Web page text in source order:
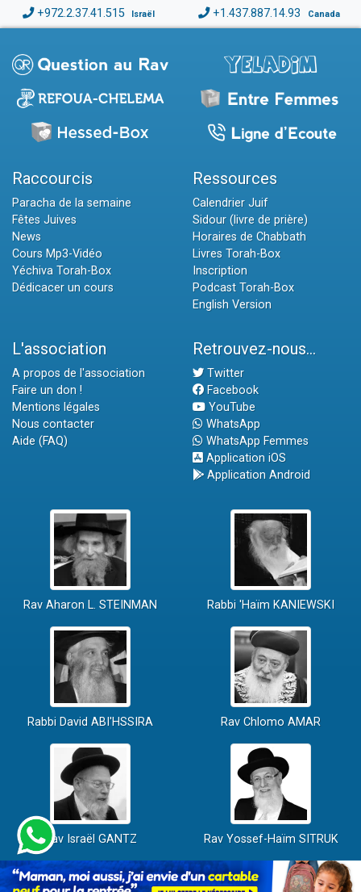
+972.2.37.41.515 Israël +1.437.887.14.93 Canada
Raccourcis
Paracha de la semaine
Fêtes Juives
News
Cours Mp3-Vidéo
Yéchiva Torah-Box
Dédicacer un cours
Ressources
Calendrier Juif
Sidour (livre de prière)
Horaires de Chabbath
Livres Torah-Box
Inscription
Podcast Torah-Box
English Version
L'association
A propos de l'association
Faire un don !
Mentions légales
Nous contacter
Aide (FAQ)
Retrouvez-nous...
Twitter
Facebook
YouTube
WhatsApp
WhatsApp Femmes
Application iOS
Application Android
Rav Aharon L. STEINMAN Rabbi 'Haïm KANIEWSKI
Rabbi David ABI'HSSIRA Rav Chlomo AMAR
Rav Israël GANTZ Rav Yossef-Haïm SITRUK